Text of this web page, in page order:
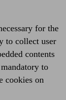
for the
to collect user
contents
to
cookies on